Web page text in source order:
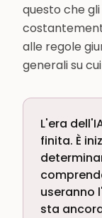
questo che
alle regole
generali su
L'era
finita. È
useranno
sta